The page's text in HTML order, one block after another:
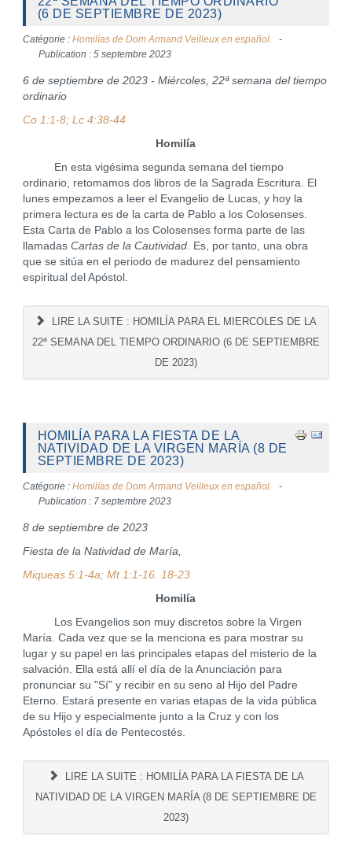
(6 DE SEPTIEMBRE DE 2023)
Catégorie : Homilías de Dom Armand Veilleux en español.
Publication : 5 septembre 2023
6 de septiembre de 2023 - Miércoles, 22ª semana del tiempo
ordinario
Co 1:1-8; Lc 4:38-44
Homilía
En esta vigésima segunda semana del tiempo
ordinario, retomamos dos libros de la Sagrada Escritura. El
lunes empezamos a leer el Evangelio de Lucas, y hoy la
primera lectura es de la carta de Pablo a los Colosenses.
Esta Carta de Pablo a los Colosenses forma parte de las
llamadas Cartas de la Cautividad. Es, por tanto, una obra
que se sitúa en el periodo de madurez del pensamiento
espiritual del Apóstol.
LIRE LA SUITE : HOMILÍA PARA EL MIERCOLES DE LA
22ª SEMANA DEL TIEMPO ORDINARIO (6 DE SEPTIEMBRE
DE 2023)
HOMILÍA PARA LA FIESTA DE LA
NATIVIDAD DE LA VIRGEN MARÍA (8 DE
SEPTIEMBRE DE 2023)
Catégorie : Homilías de Dom Armand Veilleux en español.
Publication : 7 septembre 2023
8 de septiembre de 2023
Fiesta de la Natividad de María,
Miqueas 5:1-4a; Mt 1:1-16. 18-23
Homilía
Los Evangelios son muy discretos sobre la Virgen
María. Cada vez que se la menciona es para mostrar su
lugar y su papel en las principales etapas del misterio de la
salvación. Ella está allí el día de la Anunciación para
pronunciar su "Sí" y recibir en su seno al Hijo del Padre
Eterno. Estará presente en varias etapas de la vida pública
de su Hijo y especialmente junto a la Cruz y con los
Apóstoles el día de Pentecostés.
LIRE LA SUITE : HOMILÍA PARA LA FIESTA DE LA
NATIVIDAD DE LA VIRGEN MARÍA (8 DE SEPTIEMBRE DE
2023)